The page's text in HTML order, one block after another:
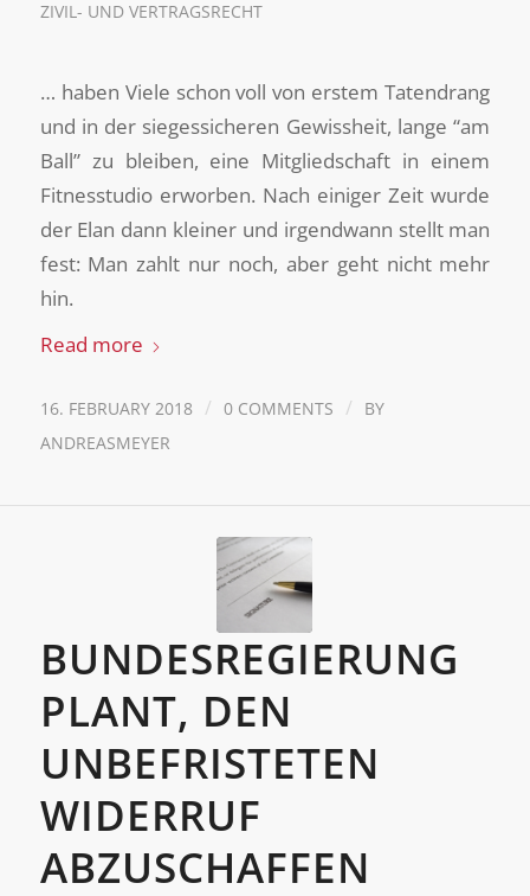
ZIVIL- UND VERTRAGSRECHT
… haben Viele schon voll von erstem Tatendrang
und in der siegessicheren Gewissheit, lange “am
Ball” zu bleiben, eine Mitgliedschaft in einem
Fitnesstudio erworben. Nach einiger Zeit wurde
der Elan dann kleiner und irgendwann stellt man
fest: Man zahlt nur noch, aber geht nicht mehr
hin.
Read more
16. FEBRUARY 2018 / 0 COMMENTS /
BY
ANDREASMEYER
BUNDESREGIERUNG
PLANT, DEN
UNBEFRISTETEN
WIDERRUF
ABZUSCHAFFEN